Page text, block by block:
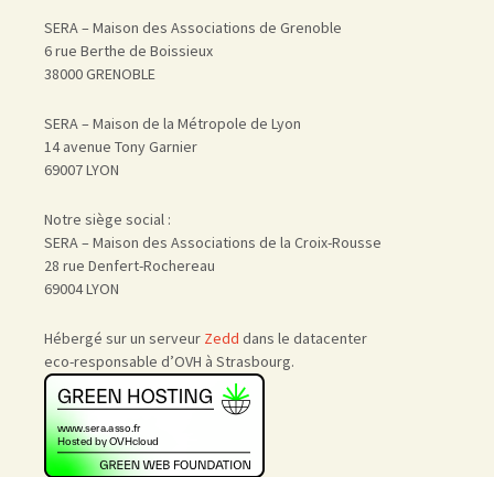
SERA – Maison des Associations de Grenoble
6 rue Berthe de Boissieux
38000 GRENOBLE
SERA – Maison de la Métropole de Lyon
14 avenue Tony Garnier
69007 LYON
Notre siège social :
SERA – Maison des Associations de la Croix-Rousse
28 rue Denfert-Rochereau
69004 LYON
Hébergé sur un serveur Zedd dans le datacenter
eco-responsable d’OVH à Strasbourg.